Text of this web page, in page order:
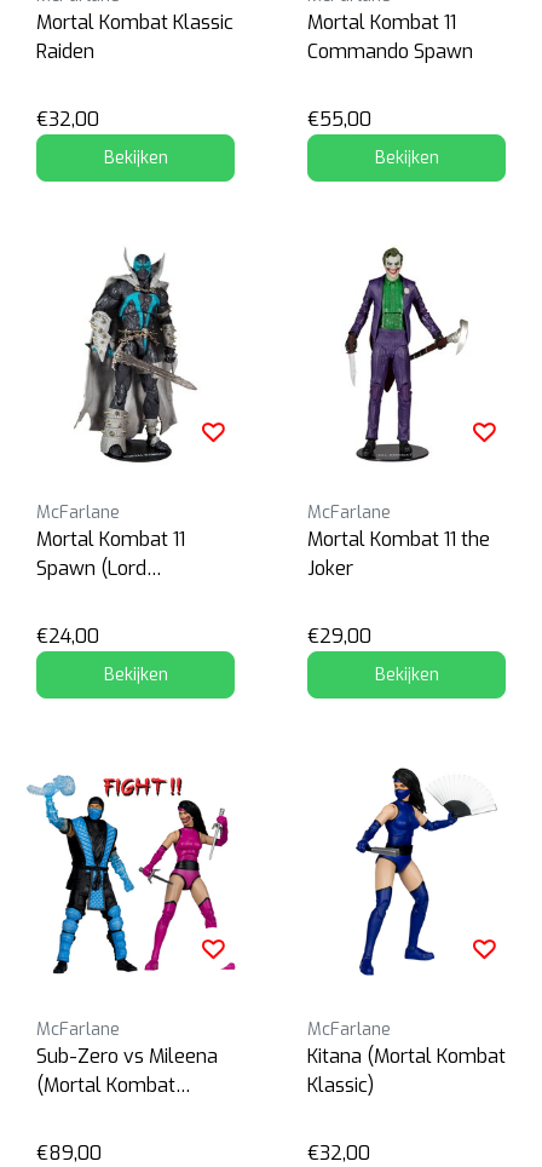
Mortal Kombat Klassic
Raiden
€32,00
Bekijken
Mortal Kombat 11
Commando Spawn
€55,00
Bekijken
McFarlane
Mortal Kombat 11
Spawn (Lord
€24,00
Bekijken
McFarlane
Mortal Kombat 11 the
Joker
€29,00
Bekijken
McFarlane
Sub-Zero vs Mileena
(Mortal Kombat
€89,00
McFarlane
Kitana (Mortal Kombat
Klassic)
€32,00